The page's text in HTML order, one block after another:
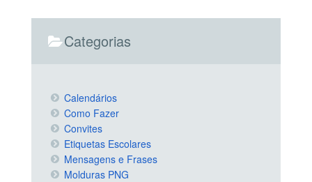
Categorias
Calendários
Como Fazer
Convites
Etiquetas Escolares
Mensagens e Frases
Molduras PNG